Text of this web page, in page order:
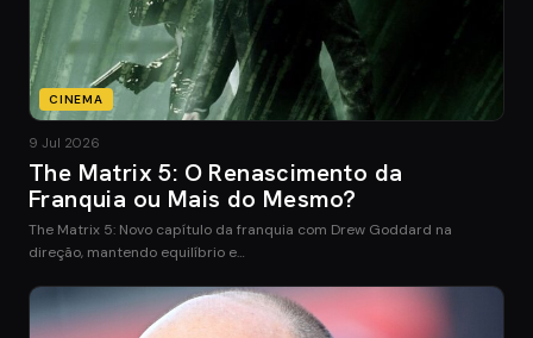
CINEMA
9 Jul 2026
The Matrix 5: O Renascimento da
Franquia ou Mais do Mesmo?
The Matrix 5: Novo capítulo da franquia com Drew Goddard na
direção, mantendo equilíbrio e…